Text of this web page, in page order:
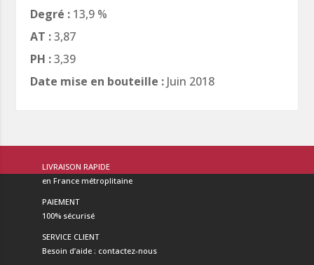
Degré : 13,9 %
AT :3,87
PH :3,39
Date mise en bouteille : Juin 2018
LIVRAISON RAPIDE
en France métroplitaine
PAIEMENT
100% sécurisé
SERVICE CLIENT
Besoin d’aide : contactez-nous